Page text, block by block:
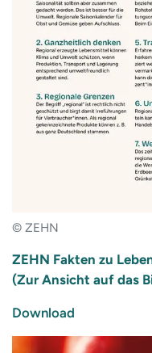
© ZEHN
ZEHN Fakten zu
(Zur Ansicht auf das
Download